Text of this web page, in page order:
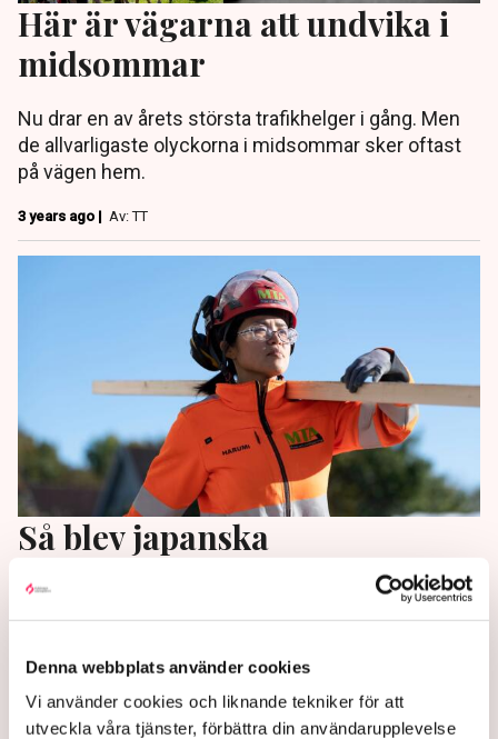
Denna webbplats använder cookies
Vi använder cookies och liknande tekniker för att
utveckla våra tjänster, förbättra din användarupplevelse
Här är vägarna att undvika i
midsommar
Nu drar en av årets största trafikhelger i gång. Men
de allvarligaste olyckorna i midsommar sker oftast
på vägen hem.
3 years ago | Av: TT
Så blev japanska
idrottsläraren svensk
snickare
Äventyrslusten och kärleken förde Harumi Averfalk
från Japan till Sverige. Men steget in på
arbetsmarknaden blev svårt och det var inte förrän